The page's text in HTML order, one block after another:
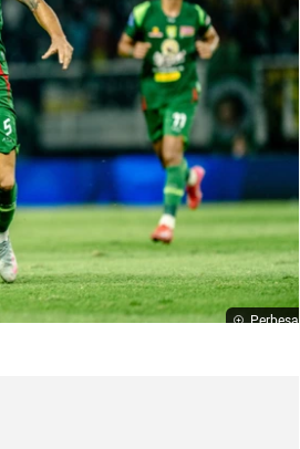
Perbesar